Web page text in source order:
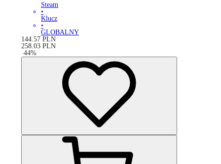
Steam
•
Klucz
•
GLOBALNY
144.57 PLN
258.03 PLN
-44%